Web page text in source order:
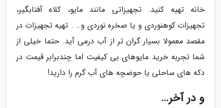
خانه تهیه کنید. تجهیزاتی مانند مایو، کلاه آفتابگیر،
تجهیزات کوهنوردی و یا صخره نوردی و… . تهیه تجهیزات در
مقصد معمولا بسیار گران تر از آب درمی آید. حتما خیلی از
شما تجربه خرید مایوهای بی کیفیت اما چندبرابر قیمت در
دکه های ساحلی یا حوضچه های آب گرم را دارید!
و در آخر…